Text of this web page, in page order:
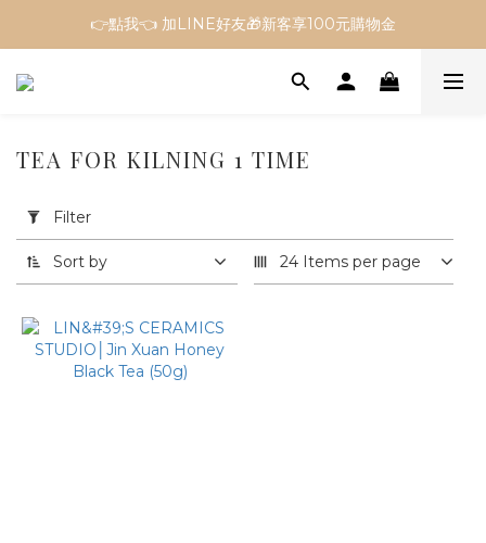
👉點我👈 加LINE好友🎁新客享100元購物金
Filter
(0/20)
Range
(NT$)
TEA FOR KILNING 1 TIME
Filter
Sort by 24 Items per page